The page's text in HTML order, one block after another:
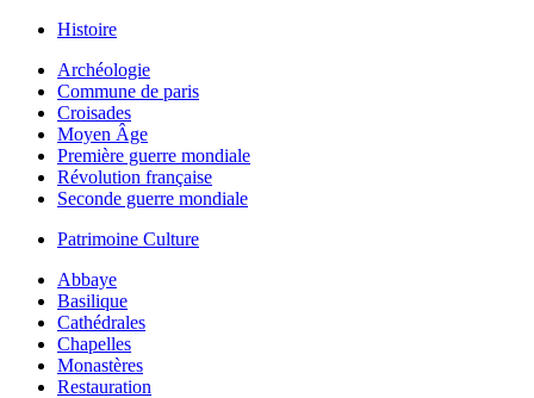
Histoire
Archéologie
Commune de paris
Croisades
Moyen Âge
Première guerre mondiale
Révolution française
Seconde guerre mondiale
Patrimoine Culture
Abbaye
Basilique
Cathédrales
Chapelles
Monastères
Restauration